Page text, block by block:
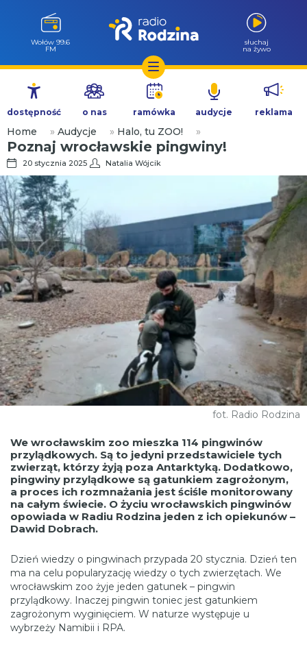
Przejdź
treści
Wołów 99.6
FM
słuchaj
na żywo
dostępność o nas ramówka audycje reklama
Home » Audycje » Halo, tu ZOO! »
Poznaj wrocławskie pingwiny!
20 stycznia 2025 Natalia Wójcik
fot. Radio Rodzina
We wrocławskim zoo mieszka 114 pingwinów
przylądkowych. Są to jedyni przedstawiciele tych
zwierząt, którzy żyją poza Antarktyką. Dodatkowo,
pingwiny przylądkowe są gatunkiem zagrożonym,
a proces ich rozmnażania jest ściśle monitorowany
na całym świecie. O życiu wrocławskich pingwinów
opowiada w Radiu Rodzina jeden z ich opiekunów –
Dawid Dobrach.
Dzień wiedzy o pingwinach przypada 20 stycznia. Dzień ten
ma na celu popularyzację wiedzy o tych zwierzętach. We
wrocławskim zoo żyje jeden gatunek – pingwin
przylądkowy. Inaczej pingwin toniec jest gatunkiem
zagrożonym wyginięciem. W naturze występuje u
wybrzeży Namibii i RPA.